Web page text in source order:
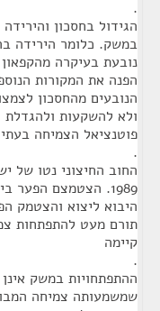
.
הגידול בחסכון
במשק. כלומר הירידה
נובעת בעיקרה
הפנה את המקורות
הנובעים מהחסכון
ולא להשקעות ולהגדלת
פוטנציאל הצמיחה
.
החוב החיצוני נטו של
1989. הצטמצם הפער בין
היבוא ליצוא והצטמק
תורם מעט להתפתחות
קיימה
.
ההתפתחויות במשק
שמשמעותה צמיחה